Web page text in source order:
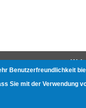
W-
Benutzerfreundlichkeit
Sie mit der Verwendung